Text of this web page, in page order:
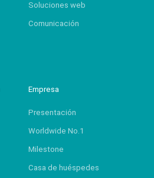
Soluciones web
Comunicación
Empresa
Presentación
Worldwide No.1
Milestone
Casa de huéspedes